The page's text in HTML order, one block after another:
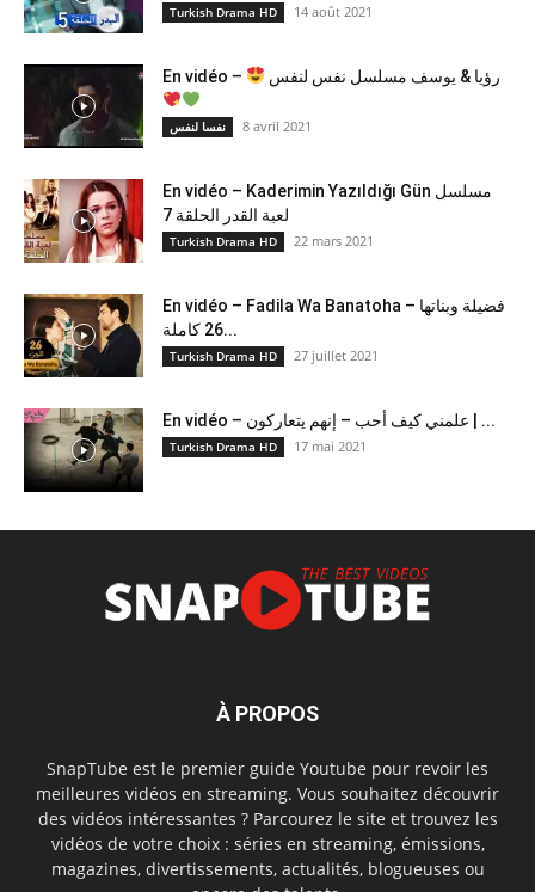
Turkish Drama HD 14 août 2021
En vidéo – رؤيا & يوسف مسلسل نفس لنفس
نفسا لنفس 8 avril 2021
En vidéo – Kaderimin Yazıldığı Gün مسلسل
لعبة القدر الحلقة 7
Turkish Drama HD 22 mars 2021
En vidéo – Fadila Wa Banatoha – فضيلة وبناتها
26 كاملة...
Turkish Drama HD 27 juillet 2021
En vidéo – علمني كيف أحب – إنهم يتعاركون ​| ...
Turkish Drama HD 17 mai 2021
À PROPOS
SnapTube est le premier guide Youtube pour revoir les
meilleures vidéos en streaming. Vous souhaitez découvrir
des vidéos intéressantes ? Parcourez le site et trouvez les
vidéos de votre choix : séries en streaming, émissions,
magazines, divertissements, actualités, blogueuses ou